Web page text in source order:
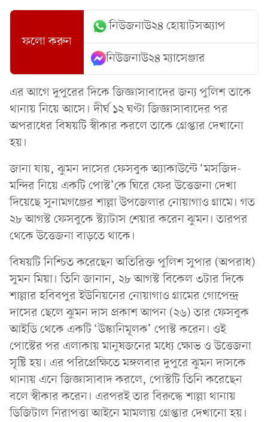
ফলো করুন
নিউজনাউ২৪ হোয়াটসঅ্যাপ
নিউজনাউ২৪ ম্যাসেঞ্জার
এর আগে দুপুরের দিকে জিজ্ঞাসাবাদের জন্য পুলিশ তাকে
থানায় নিয়ে আসে। দীর্ঘ ১২ ঘণ্টা জিজ্ঞাসাবাদের পর
অপরাধের বিষয়টি স্বীকার করলে তাকে গ্রেপ্তার দেখানো
হয়।
জানা যায়, ঝুমন দাসের ফেসবুক অ্যাকাউন্টে ‘মসজিদ-
মন্দির নিয়ে একটি পোস্ট’কে ঘিরে ফের উত্তেজনা দেখা
দিয়েছে সুনামগঞ্জের শাল্লা উপজেলার নোয়াগাও গ্রামে। গত
২৮ আগস্ট ফেসবুকে স্ট্যাটাস শেয়ার করেন ঝুমন। তারপর
থেকে উত্তেজনা বাড়তে থাকে।
বিষয়টি নিশ্চিত করেছেন অতিরিক্ত পুলিশ সুপার (অপরাধ)
সুমন মিয়া। তিনি জানান, ২৮ আগস্ট বিকেল ৩টার দিকে
শাল্লার হবিবপুর ইউনিয়নের নোয়াগাও গ্রামের গোপেন্দ্র
দাসের ছেলে ঝুমন দাস প্রকাশ আপন (২৬) তার ফেসবুক
আইডি থেকে একটি ‘উস্কানিমূলক’ পোস্ট করেন। ওই
পোস্টের পর এলাকায় মানুষজনের মধ্যে ক্ষোভ ও উত্তেজনা
সৃষ্টি হয়। এর পরিপ্রেক্ষিতে মঙ্গলবার দুপুরে ঝুমন দাসকে
থানায় এনে জিজ্ঞাসাবাদ করলে, পোস্টটি তিনি করেছেন
বলে স্বীকার করেন। এরপরই তার বিরুদ্ধে শাল্লা থানায়
ডিজিটাল নিরাপত্তা আইনে মামলায় গ্রেপ্তার দেখানো হয়।